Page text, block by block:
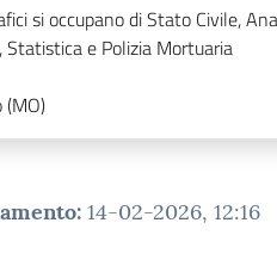
si occupano di Stato Civile,
Statistica e Polizia Mortuaria
(MO)
: 14-02-2026, 12:16